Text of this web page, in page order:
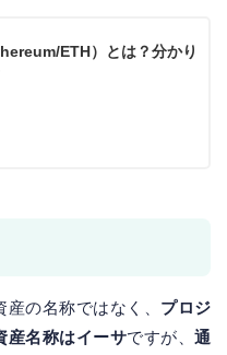
ETH）とは？分かり
の名称ではなく、 プロジ
産名称はイーサですが、 通